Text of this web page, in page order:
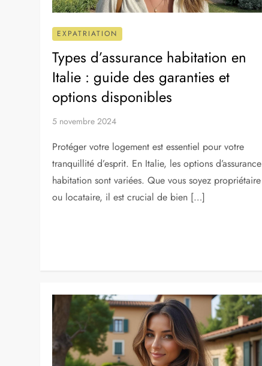
EXPATRIATION
Types d’assurance habitation en
Italie : guide des garanties et
options disponibles
5 novembre 2024
Protéger votre logement est essentiel pour votre
tranquillité d’esprit. En Italie, les options d’assurance
habitation sont variées. Que vous soyez propriétaire
ou locataire, il est crucial de bien […]